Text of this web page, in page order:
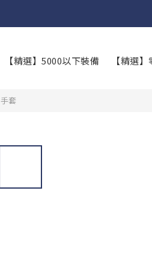
【精選】5000以下裝備 【精選
手套